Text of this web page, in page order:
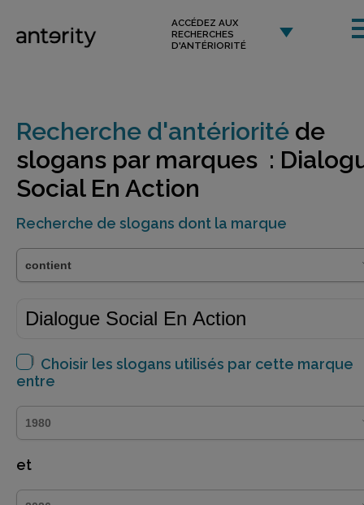
ACCÉDEZ AUX
RECHERCHES
D'ANTÉRIORITÉ
Recherche d'antériorité de
slogans par marques :
Social En Action
Recherche de slogans dont la marque
Choisir les slogans utilisés par cette marque
entre
et